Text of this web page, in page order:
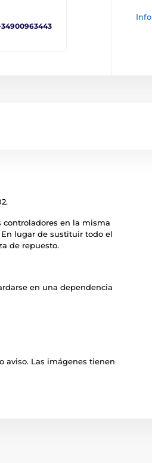
controladores en la misma
lugar de sustituir todo el
de repuesto.
en una dependencia
aviso. Las imágenes tienen